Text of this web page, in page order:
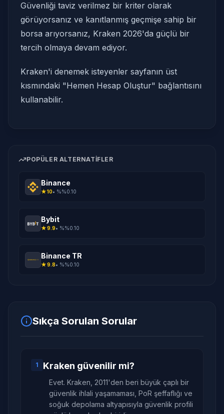
Güvenliği taviz verilmez bir kriter olarak
görüyorsanız ve kanıtlanmış geçmişe sahip bir
borsa arıyorsanız, Kraken 2026'da güçlü bir
tercih olmaya devam ediyor.
Kraken'i denemek isteyenler sayfanın üst
kısmındaki "Hemen Hesap Oluştur" bağlantısını
kullanabilir.
POPÜLER ALTERNATIFLER
Binance
★10• %%0.10
Bybit
★9.9• %%0.10
Binance TR
★9.8• %%0.10
Sıkça Sorulan Sorular
1 Kraken güvenilir mi?
Evet. Kraken, 2011'den beri büyük çaplı bir
güvenlik ihlali yaşamaması, PoR şeffaflığı ve
soğuk depolama altyapısıyla güvenlik profili